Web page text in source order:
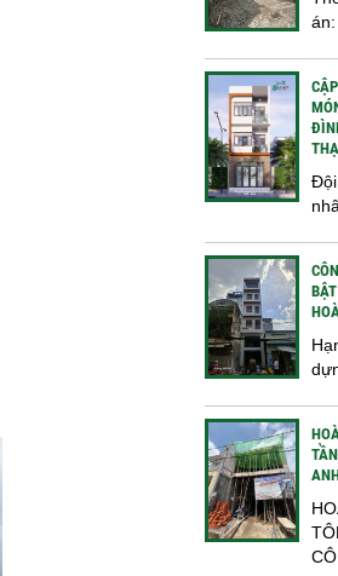
án: